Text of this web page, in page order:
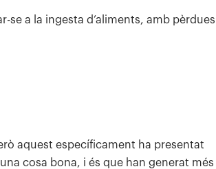
se a la ingesta d’aliments, amb pèrdues
aquest específicament ha presentat
cosa bona, i és que han generat més